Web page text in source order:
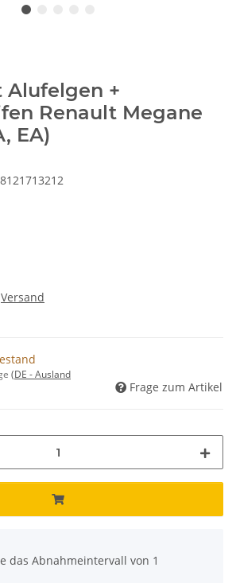
Alufelgen +
Renault Megane
EA)
Versand
(DE - Ausland
Frage zum Artikel
das Abnahmeintervall von 1